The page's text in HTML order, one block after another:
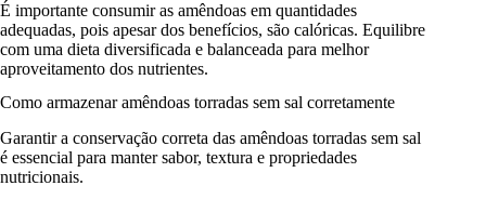
É importante consumir as amêndoas em quantidades
adequadas, pois apesar dos benefícios, são calóricas. Equilibre
com uma dieta diversificada e balanceada para melhor
aproveitamento dos nutrientes.
Como armazenar amêndoas torradas sem sal corretamente
Garantir a conservação correta das amêndoas torradas sem sal
é essencial para manter sabor, textura e propriedades
nutricionais.